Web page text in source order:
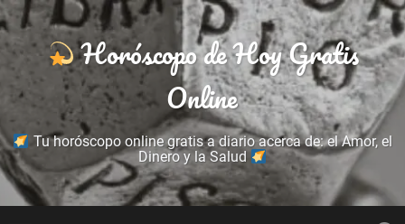
Horóscopo de Hoy Gratis
Online
Tu horóscopo online gratis a diario acerca de: el Amor, el
Dinero y la Salud